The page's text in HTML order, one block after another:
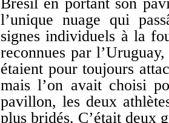
Brésil en portant son
l’unique nuage qui
signes individuels à la
reconnues par
étaient pour toujours
mais l’on avait choisi
pavillon, les deux
plus bridés. C’était deux